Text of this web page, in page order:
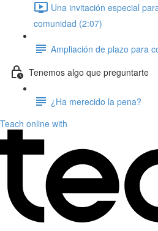
Una invitación especial
comunidad (2:07)
Ampliación de plazo para
Tenemos algo que preguntarte
¿Ha merecido la pena?
Teach online with